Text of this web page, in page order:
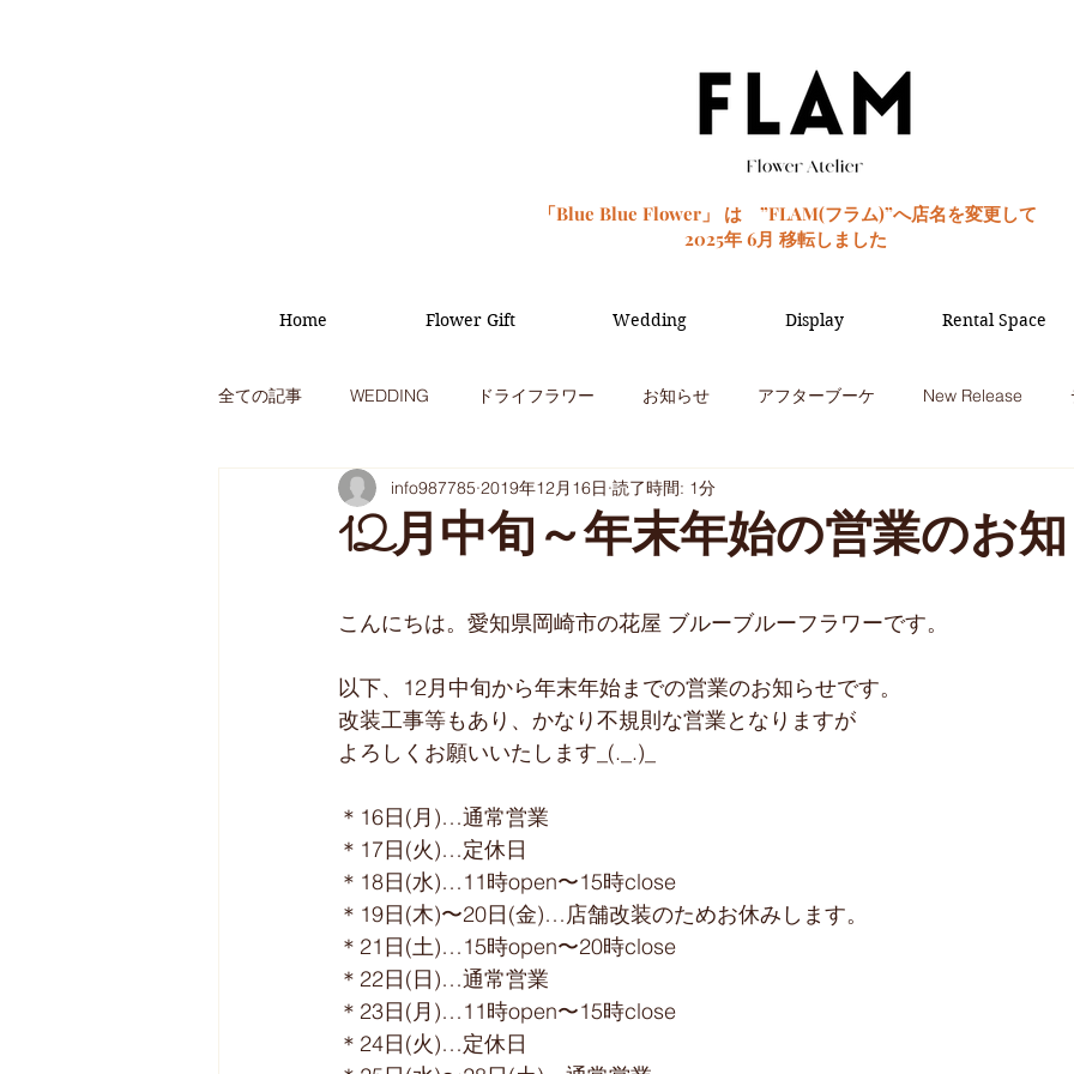
「Blue Blue Flower」 は ”FLAM(フラム)”へ店名を変更して
2025年 6月 移転しました
Home Flower Gift Wedding Display Rental Space
全ての記事 WEDDING ドライフラワー お知らせ アフターブーケ New Release
オープニング イベント 季節のお花 観葉植物
12月中旬～年末年始の営業のお
info987785 2019年12月16日 読了時間: 1分
こんにちは。愛知県岡崎市の花屋 ブルーブルーフラワーです。
以下、12月中旬から年末年始までの営業のお知らせです。
改装工事等もあり、かなり不規則な営業となりますが
よろしくお願いいたします_(._.)_
＊16日(月)…通常営業 ﻿
＊17日(火)…定休日﻿
＊18日(水)…11時open〜15時close﻿
＊19日(木)〜20日(金)…店舗改装のためお休みします。﻿
＊21日(土)…15時open〜20時close﻿
＊22日(日)…通常営業﻿
＊23日(月)…11時open〜15時close﻿
＊24日(火)…定休日